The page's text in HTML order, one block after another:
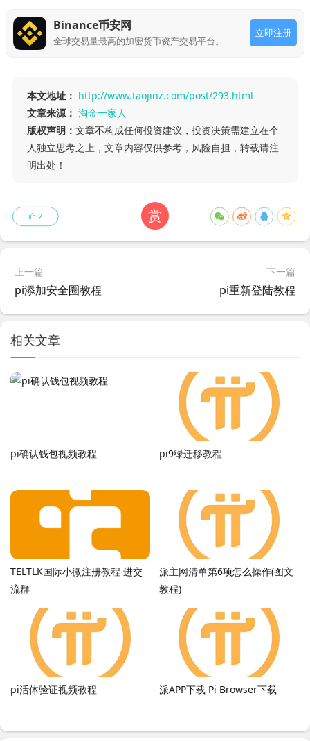
Binance币安网
全球交易量最高的加密货币资产交易平台。
立即注册
本文地址： http://www.taojinz.com/post/293.html
文章来源： 淘金一家人
版权声明： 文章不构成任何投资建议，投资决策需建立在个
人独立思考之上，文章内容仅供参考，风险自担，转载请注
明出处！
赏
2
上一篇
pi添加安全圈教程
下一篇
pi重新登陆教程
相关文章
pi确认钱包视频教程 pi9绿迁移教程
TELTLK国际小微注册教程 进交
流群
派主网清单第6项怎么操作(图文
教程)
pi活体验证视频教程 派APP下载 Pi Browser下载